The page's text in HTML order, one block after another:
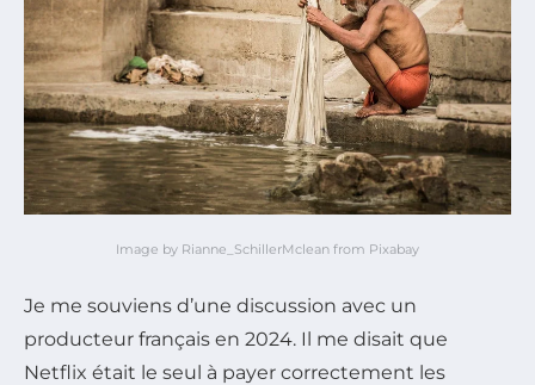
Image by Rianne_SchillerMclean from Pixabay
Je me souviens d’une discussion avec un
producteur français en 2024. Il me disait que
Netflix était le seul à payer correctement les